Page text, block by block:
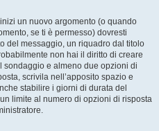
un nuovo argomento (o quando
se ti è permesso) dovresti
del messaggio, un riquadro dal titolo
non hai il diritto di creare
sondaggio e almeno due opzioni di
scrivila nell’apposito spazio e
stabilire i giorni di durata del
limite al numero di opzioni di risposta